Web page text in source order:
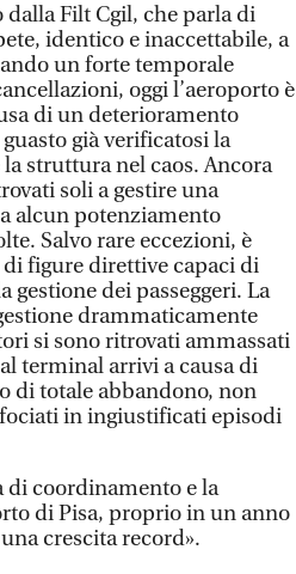
dalla Filt Cgil, che parla di
identico e inaccettabile, a
un forte temporale
oggi l’aeroporto è
di un deterioramento
già verificatosi la
struttura nel caos. Ancora
soli a gestire una
alcun potenziamento
Salvo rare eccezioni, è
figure direttive capaci di
dei passeggeri. La
drammaticamente
si sono ritrovati ammassati
terminal arrivi a causa di
di totale abbandono, non
in ingiustificati episodi
di coordinamento e la
di Pisa, proprio in un anno
crescita record».